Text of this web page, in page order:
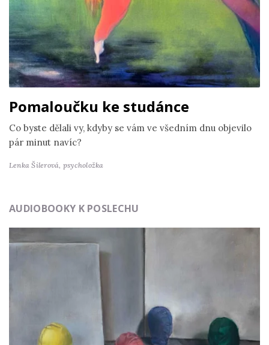
Pomaloučku ke studánce
Co byste dělali vy, kdyby se vám ve všedním dnu objevilo
pár minut navíc?
Lenka Šilerová, psycholožka
AUDIOBOOKY K POSLECHU